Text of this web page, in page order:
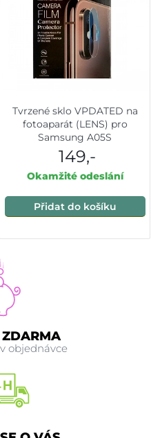
Tvrzené sklo VPDATED na
fotoaparát (LENS) pro
Samsung A05S
149,-
Okamžité odeslání
Přidat do košíku
objednávce